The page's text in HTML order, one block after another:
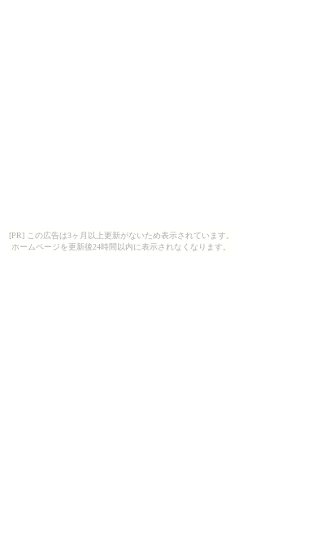
[PR] この広告は3ヶ月以上更新がないため表示されています。
ホームページを更新後24時間以内に表示されなくなります。